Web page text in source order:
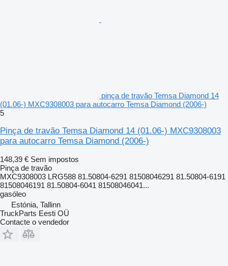
pinça de travão Temsa Diamond 14
(01.06-) MXC9308003 para autocarro Temsa Diamond (2006-)
5
Pinça de travão Temsa Diamond 14 (01.06-) MXC9308003
para autocarro Temsa Diamond (2006-)
148,39 € Sem impostos
Pinça de travão
MXC9308003 LRG588 81.50804-6291 81508046291 81.50804-6191
81508046191 81.50804-6041 81508046041...
gasóleo
Estónia, Tallinn
TruckParts Eesti OÜ
Contacte o vendedor